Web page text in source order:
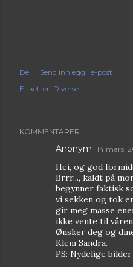
Del
Send innlegg i e-post
Etiketter: Diverse
KOMMENTARER
Anonym 14 mars,
Hei, og god
Brrr..., kaldt på
begynner faktisk
vi sekken og tok
gir meg masse
ikke vente til
Ønsker deg og
Klem Sandra.
PS: Nydelige